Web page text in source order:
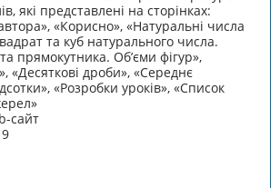
які представлені на сторінках:
«Корисно», «Натуральні числа
та куб натурального числа.
прямокутника. Об’єми фігур»,
«Десяткові дроби», «Середнє
«Розробки уроків», «Список
cайт